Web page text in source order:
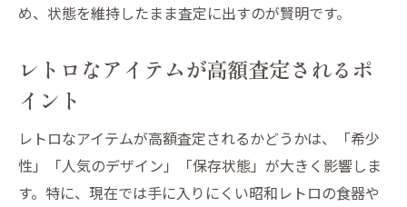
め、状態を維持したまま査定に出すのが賢明です。
レトロなアイテムが高額査定されるポ
イント
レトロなアイテムが高額査定されるかどうかは、「希少
性」「人気のデザイン」「保存状態」が大きく影響しま
す。特に、現在では手に入りにくい昭和レトロの食器や